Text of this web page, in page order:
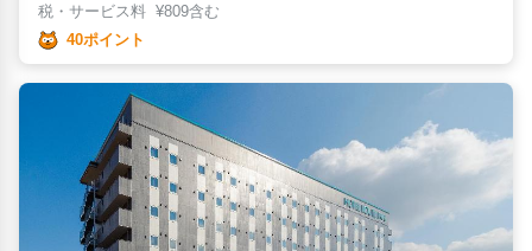
税・サービス料 ¥809含む
40ポイント